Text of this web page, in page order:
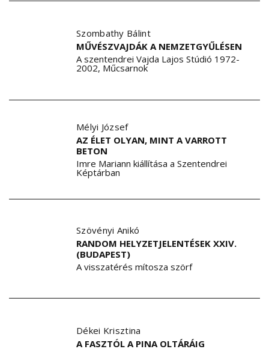
Szombathy Bálint
MŰVÉSZVAJDÁK A NEMZETGYŰLÉSEN
A szentendrei Vajda Lajos Stúdió 1972-
2002, Műcsarnok
Mélyi József
AZ ÉLET OLYAN, MINT A VARROTT
BETON
Imre Mariann kiállítása a Szentendrei
Képtárban
Szövényi Anikó
RANDOM HELYZETJELENTÉSEK XXIV.
(BUDAPEST)
A visszatérés mítosza szörf
Dékei Krisztina
A FASZTÓL A PINA OLTÁRÁIG